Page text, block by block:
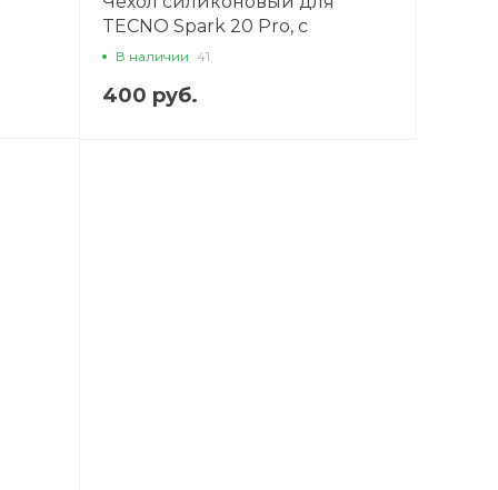
TECNO Spark 20 Pro, с
защитой камеры, X-CASE,
В наличии 41
400 руб.